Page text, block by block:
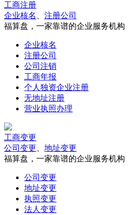
工商注册
企业核名
注册公司
福算盘，一家靠谱的企业服务机构
企业核名
注册公司
公司注销
工商年报
个人独资企业注册
无地址注册
营业执照办理
工商变更
公司变更
地址变更
福算盘，一家靠谱的企业服务机构
公司变更
地址变更
执照变更
法人变更